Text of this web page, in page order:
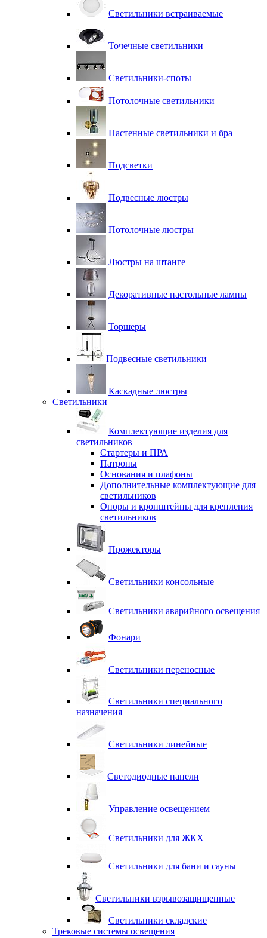
Светильники встраиваемые
Точечные светильники
Светильники-споты
Потолочные светильники
Настенные светильники и бра
Подсветки
Подвесные люстры
Потолочные люстры
Люстры на штанге
Декоративные настольные лампы
Торшеры
Подвесные светильники
Каскадные люстры
Светильники
Комплектующие изделия для
светильников
Стартеры и ПРА
Патроны
Основания и плафоны
Дополнительные комплектующие для
светильников
Опоры и кронштейны для крепления
светильников
Прожекторы
Светильники консольные
Светильники аварийного освещения
Фонари
Светильники переносные
Светильники специального
назначения
Светильники линейные
Светодиодные панели
Управление освещением
Светильники для ЖКХ
Светильники для бани и сауны
Светильники взрывозащищенные
Светильники складские
Трековые системы освещения